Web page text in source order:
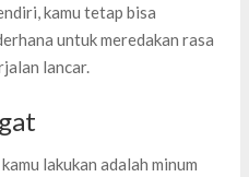
kamu tetap bisa
untuk meredakan rasa
lancar.
lakukan adalah minum